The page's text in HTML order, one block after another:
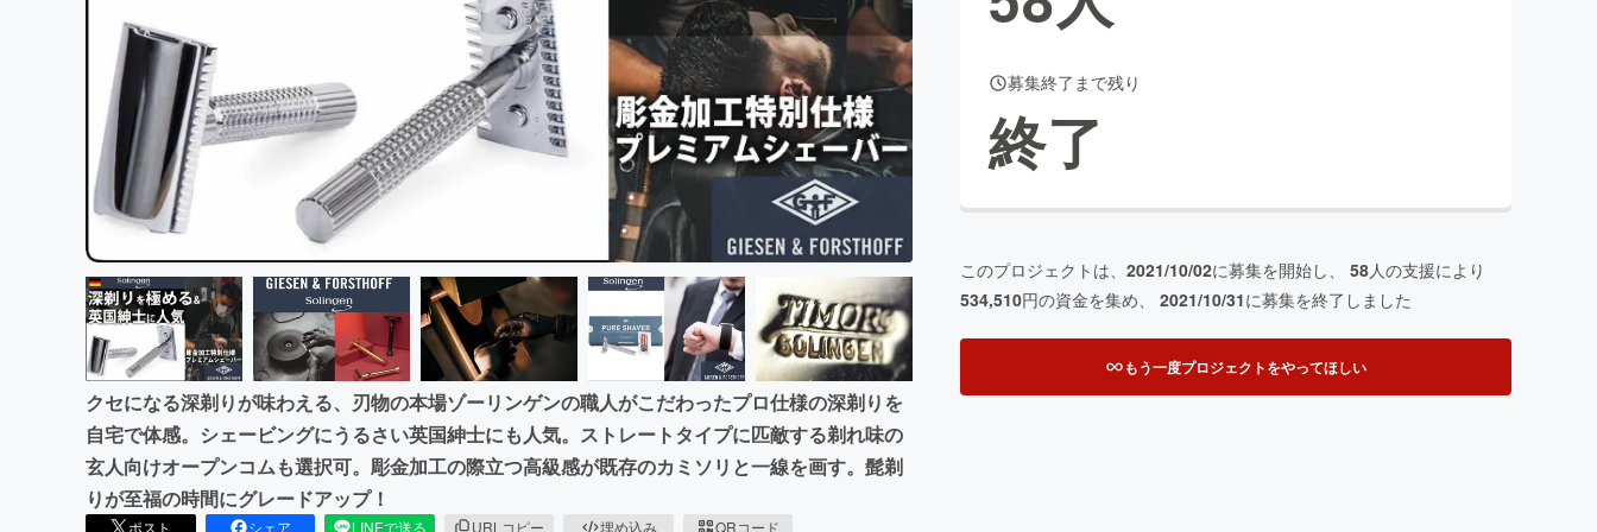
CAMPFIRE for Social GoodCAMPFIRE Creation
CAMPFIREふるさと納税machi-yaコミュニティ
クセになる深剃りが味わえる、刃物の本場ゾーリンゲンの職人がこだわったプロ仕様の深剃りを
自宅で体感。シェービングにうるさい英国紳士にも人気。ストレートタイプに匹敵する剃れ味の
玄人向けオープンコムも選択可。彫金加工の際立つ高級感が既存のカミソリと一線を画す。髭剃
りが至福の時間にグレードアップ！
ポスト シェア LINEで送る URLコピー 埋め込み QRコード
募集終了まで残り
終了
このプロジェクトは、 2021/10/02に募集を開始し、 58人の支援により
534,510円の資金を集め、 2021/10/31に募集を終了しました
もう一度プロジェクトをやってほしい